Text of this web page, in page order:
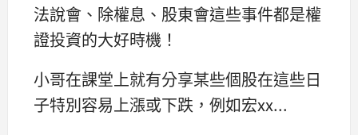
法說會、除權息、股東會這些事件都是權
證投資的大好時機！
小哥在課堂上就有分享某些個股在這些日
子特別容易上漲或下跌，例如宏xx...